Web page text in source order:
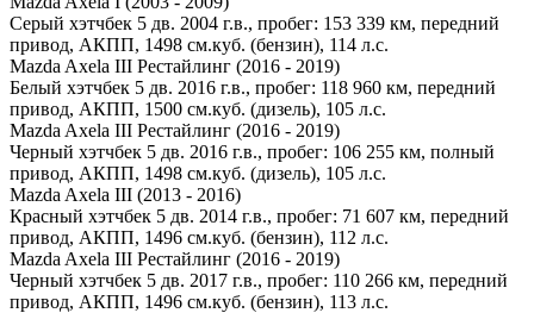
Серый хэтчбек 5 дв. 2004 г.в., пробег: 153 339 км, передний
привод, АКПП, 1498 см.куб. (бензин), 114 л.с.
Mazda Axela III Рестайлинг (2016 - 2019)
Белый хэтчбек 5 дв. 2016 г.в., пробег: 118 960 км, передний
привод, АКПП, 1500 см.куб. (дизель), 105 л.с.
Mazda Axela III Рестайлинг (2016 - 2019)
Черный хэтчбек 5 дв. 2016 г.в., пробег: 106 255 км, полный
привод, АКПП, 1498 см.куб. (дизель), 105 л.с.
Mazda Axela III (2013 - 2016)
Красный хэтчбек 5 дв. 2014 г.в., пробег: 71 607 км, передний
привод, АКПП, 1496 см.куб. (бензин), 112 л.с.
Mazda Axela III Рестайлинг (2016 - 2019)
Черный хэтчбек 5 дв. 2017 г.в., пробег: 110 266 км, передний
привод, АКПП, 1496 см.куб. (бензин), 113 л.с.